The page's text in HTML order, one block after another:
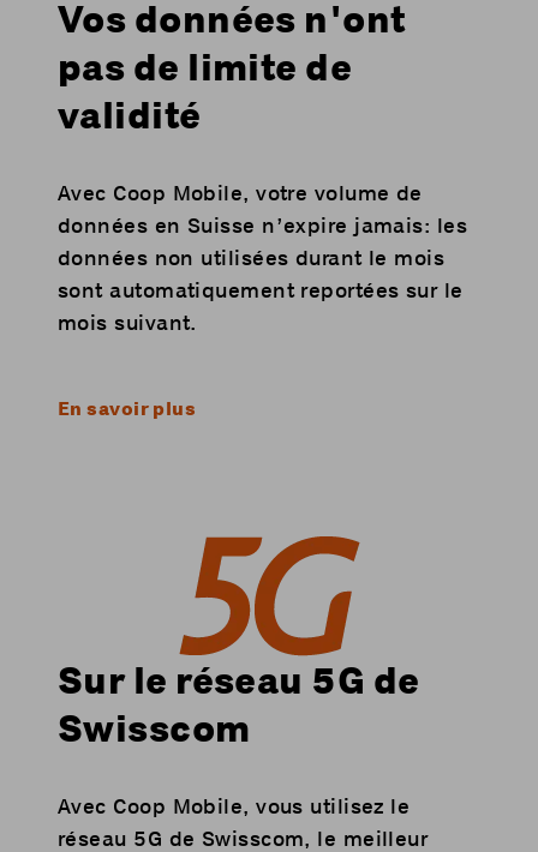
Vos données n'ont
pas de limite de
validité
Avec Coop Mobile, votre volume de
données en Suisse n’expire jamais: les
données non utilisées durant le mois
sont automatiquement reportées sur le
mois suivant.
En savoir plus
Sur le réseau 5G de
Swisscom
Avec Coop Mobile, vous utilisez le
réseau 5G de Swisscom, le meilleur